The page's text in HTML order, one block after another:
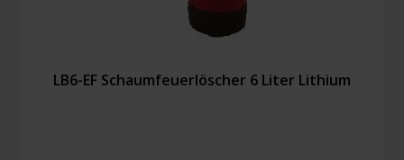
LB6-EF Schaumfeuerlöscher 6 Liter Lithium